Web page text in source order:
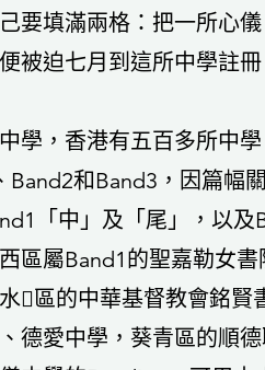
要填滿兩格：把一所心
被迫七月到這所中學註
學，香港有五百多所中
和Band3，因篇幅
「中」及「尾」，以及
區屬Band1的聖嘉勒女
區的中華基督教會銘賢
德愛中學，葵青區的順